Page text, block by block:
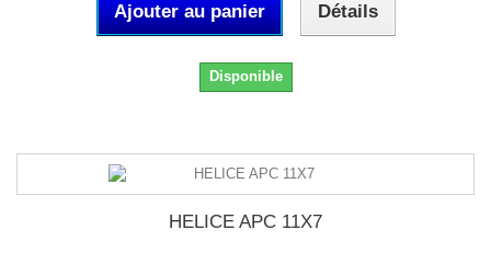
Ajouter au panier Détails
Disponible
HELICE APC 11X7